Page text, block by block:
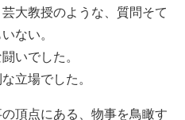
大教授のような、質問そて
ない。
いでした。
立場でした。
の頂点にある、物事を鳥瞰す